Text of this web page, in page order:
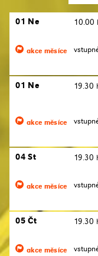
01 Ne 10.00
akce měsíce
01 Ne 19.30
akce měsíce
04 St 19.30
akce měsíce
05 Čt 19.30
akce měsíce